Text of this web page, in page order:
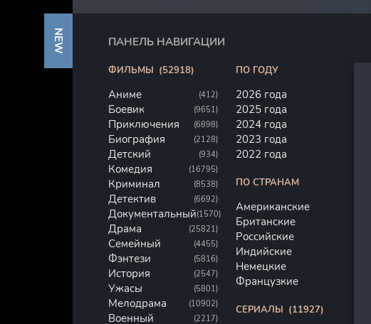
ПАНЕЛЬ НАВИГАЦИИ
NEW
ФИЛЬМЫ (52918)
Аниме (412)
Боевик (9651)
Приключения (6898)
Биография (2128)
Детский (934)
Комедия (16795)
Криминал (8538)
Детектив (6692)
Документальный(1570)
Драма (25821)
Семейный (4455)
Фэнтези (5816)
История (2547)
Ужасы (5801)
Мелодрама (10902)
Военный (2217)
ПО ГОДУ
2026 года
2025 года
2024 года
2023 года
2022 года
ПО СТРАНАМ
Американские
Британские
Российские
Индийские
Немецкие
Французкие
СЕРИАЛЫ (11927)